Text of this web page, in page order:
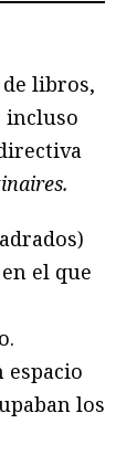
libros,
incluso
el que
espacio
los